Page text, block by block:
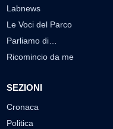
Labnews
Le Voci del Parco
Parliamo di…
Ricomincio da me
SEZIONI
Cronaca
Politica